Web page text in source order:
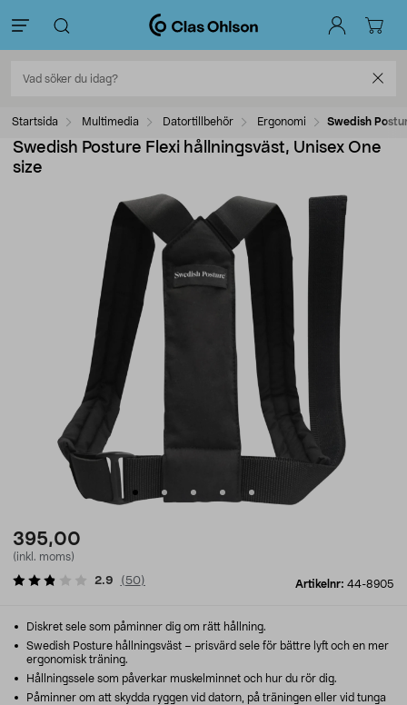
Startsida Multimedia Datortillbehör Ergonomi Swedish
Swedish Posture Flexi hållningsväst, Unisex One
size
395,00
(inkl. moms)
Artikelnr: 44-8905
2.9 ( 50)
Diskret sele som påminner dig om rätt hållning.
Swedish Posture hållningsväst – prisvärd sele för bättre lyft och en mer
ergonomisk träning.
Hållningssele som påverkar muskelminnet och hur du rör dig.
Påminner om att skydda ryggen vid datorn, på träningen eller vid tunga